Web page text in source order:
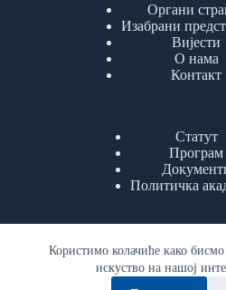
Користимо колачиће како
искуство на нашој
Органи
Изабрани
Вијести
О нама
Контакт
Статут
Програм
Политичка
Copyright © 2026 | Сва права